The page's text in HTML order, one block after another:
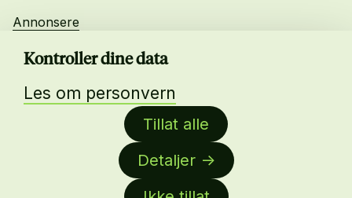
Kontroller dine data
Tillat alle
Detaljer
Les om personvern
Annonsere
Daglig leder:
Anne-Lise Mørch von der Fehr
Malin Sundby Revaa